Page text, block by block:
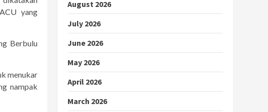
yang
Berbulu
menukar
nampak
August 2026
July 2026
June 2026
May 2026
April 2026
March 2026